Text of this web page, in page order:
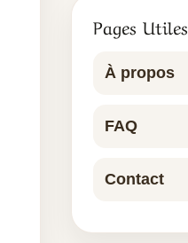
Pages Utiles
À propos
FAQ
Contact